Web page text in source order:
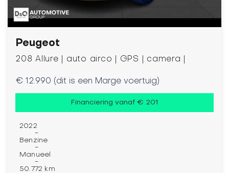
Peugeot
208 Allure | auto airco | GPS | camera |
€ 12.990 (dit is een Marge voertuig)
Financiering vanaf € 201
2022
-
Benzine
-
Manueel
-
50.772 km